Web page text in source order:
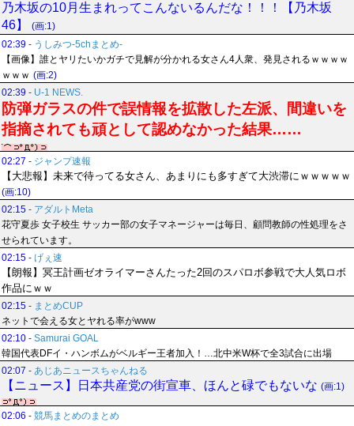
乃木坂の10月生まれってこんないるんだな！！！【乃木坂
46】
(画:1)
02:39 - うしみつ-5chまとめ-
【画像】誰とヤリたいかガチで見解が分かれる女さん4人衆、発見されるｗｗｗｗ
ｗｗｗ (画:2)
02:39 - U-1 NEWS.
防弾ガラスの件で誤情報を拡散した左派、間違いを
指摘されても頑として認めなかった結果……
02:27 - ジャンプ速報
【大悲報】未来で待ってる女さん、あまりにも多すぎて大渋滞にｗｗｗｗｗ
(画:10)
02:15 - アダルトMeta
花守夏歩 女子校生 サッカー部の女子マネージャーは毎日、顧問教師の性処理をさ
せられています。
02:15 - げぇ速
【朗報】冥王計画ゼオライマーさんたった2回のスパロボ参戦で大人気ロボ
作品にｗｗ
02:15 - まとめCUP
ネットで会える女とヤれる率がwww
02:10 - Samurai GOAL
韓国代表DFイ・ハンボムがベルギー王者加入！…北中米W杯で全3試合に出場
02:07 - あじあニュースちゃんねる
【ニュース】日本共産党の街宣車、ほんと碌でもないな (画:1)
02:06 - 競馬まとめのまとめ